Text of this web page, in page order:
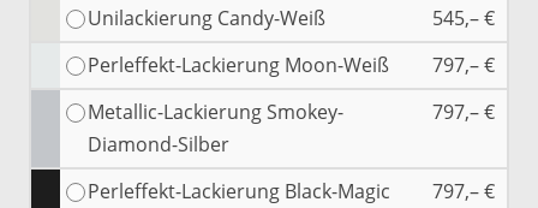
Unilackierung Candy-Weiß
545,– €
Perleffekt-Lackierung Moon-Weiß
797,– €
Metallic-Lackierung Smokey-
Diamond-Silber
797,– €
Perleffekt-Lackierung Black-Magic
797,– €